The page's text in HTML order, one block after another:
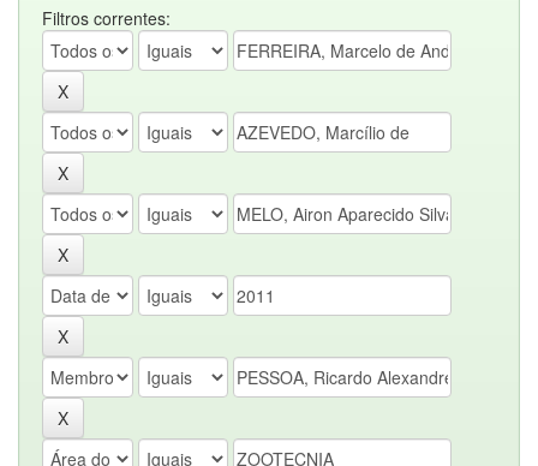
Filtros correntes: